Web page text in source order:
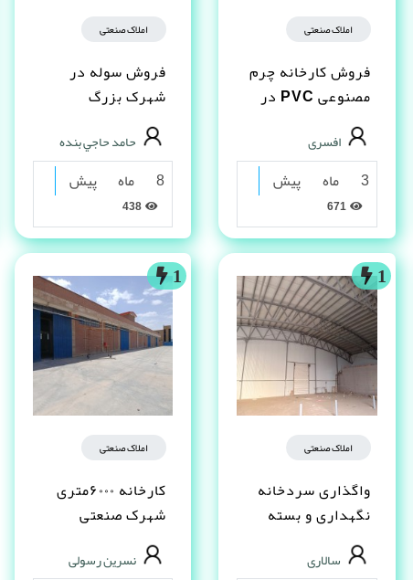
املاک صنعتی
فروش کارخانه چرم
مصنوعى PVC در
شیراز
افسری
3 ماه پیش
671
املاک صنعتی
فروش سوله در
شهرک بزرگ
اصفهان فاز یک
حامد حاجي بنده
8 ماه پیش
1
املاک صنعتی
واگذاری سردخانه
نگهداری و بسته
بندی خرما و
فراورده
سالاری
1
املاک صنعتی
کارخانه ۶۰۰۰متری
شهرک صنعتی
شکوهیه قم
نسرین رسولی